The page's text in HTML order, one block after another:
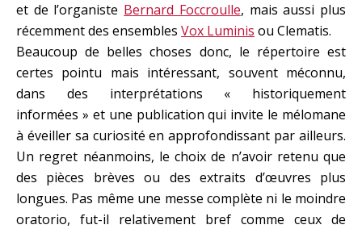
et de l’organiste Bernard Foccroulle, mais aussi plus
récemment des ensembles Vox Luminis ou Clematis.
Beaucoup de belles choses donc, le répertoire est
certes pointu mais intéressant, souvent méconnu,
dans des interprétations « historiquement
informées » et une publication qui invite le mélomane
à éveiller sa curiosité en approfondissant par ailleurs.
Un regret néanmoins, le choix de n’avoir retenu que
des pièces brèves ou des extraits d’œuvres plus
longues. Pas même une messe complète ni le moindre
oratorio, fut-il relativement bref comme ceux de